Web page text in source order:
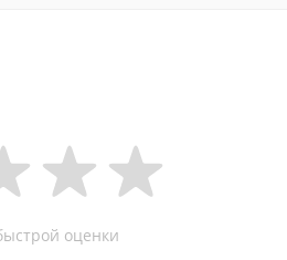
оценки